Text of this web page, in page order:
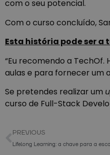
com o seu potencial.
Com o curso concluído,
Esta história pode ser a
“Eu recomendo a
aulas e para fornecer um
Se pretendes realizar um
curso de Full-Stack
PREVIOUS
Lifelong Learning: a chave para a